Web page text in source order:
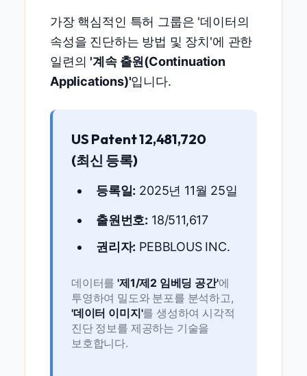
가장 핵심적인 특허 그룹은 '데이터의
속성을 진단하는 방법 및 장치'에 관한
일련의'계속 출원(Continuation
Applications)'입니다.
US Patent 12,481,720
(최신 등록)
등록일: 2025년 11월 25일
출원번호: 18/511,617
권리자: PEBBLOUS INC.
데이터를'제1/제2 임베딩 공간'에
투영하여 밀도와 분포를 분석하고,
'데이터 이미지'를 생성하여 시각적
진단 정보를 제공하는 기술을
보호합니다.